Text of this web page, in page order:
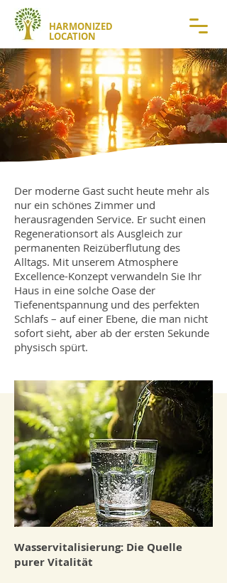
HARMONIZED
LOCATION
Der moderne Gast sucht heute mehr als
nur ein schönes Zimmer und
herausragenden Service. Er sucht einen
Regenerationsort als Ausgleich zur
permanenten Reizüberflutung des
Alltags. Mit unserem Atmosphere
Excellence-Konzept verwandeln Sie Ihr
Haus in eine solche Oase der
Tiefenentspannung und des perfekten
Schlafs – auf einer Ebene, die man nicht
sofort sieht, aber ab der ersten Sekunde
physisch spürt.
Wasservitalisierung: Die Quelle
purer Vitalität